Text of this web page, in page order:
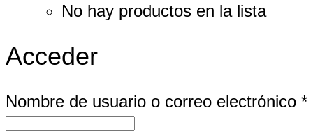
No hay productos en la lista
Acceder
Nombre de usuario o correo electrónico *